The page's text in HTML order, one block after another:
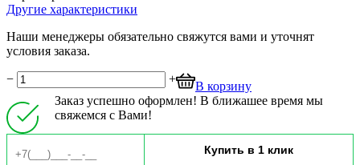
Другие характеристики
Наши менеджеры обязательно свяжутся вами и уточнят
условия заказа.
− +
В корзину
Заказ успешно оформлен! В ближашее время мы
свяжемся с Вами!